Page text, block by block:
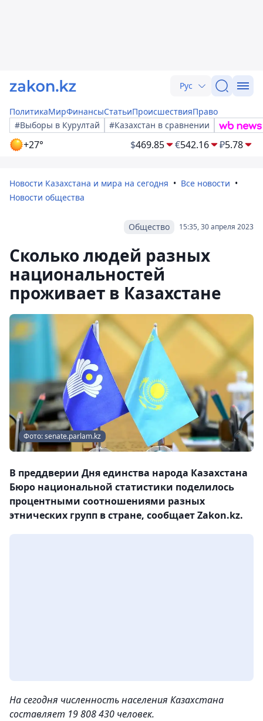
Рус
ПолитикаМирФинансыСтатьиПроисшествияПраво
#Выборы в Курултай
#Казахстан в сравнении
+27° $469.85 €542.16 ₽5.78
Новости Казахстана и мира на сегодня
Все новости
Новости общества
15:35, 30 апреля 2023
Общество
Сколько людей разных
национальностей
проживает в Казахстане
Фото: senate.parlam.kz
В преддверии Дня единства народа Казахстана
Бюро национальной статистики поделилось
процентными соотношениями разных
этнических групп в стране, сообщает Zakon.kz.
На сегодня численность населения Казахстана
составляет 19 808 430 человек.